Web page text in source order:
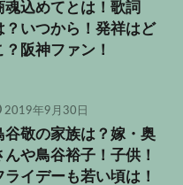
魂込めてとは！歌詞
？いつから！発祥はど
？阪神ファン！
2019年9月30日
谷敬の家族は？嫁・奥
んや鳥谷裕子！子供！
ライデーも若い頃は！